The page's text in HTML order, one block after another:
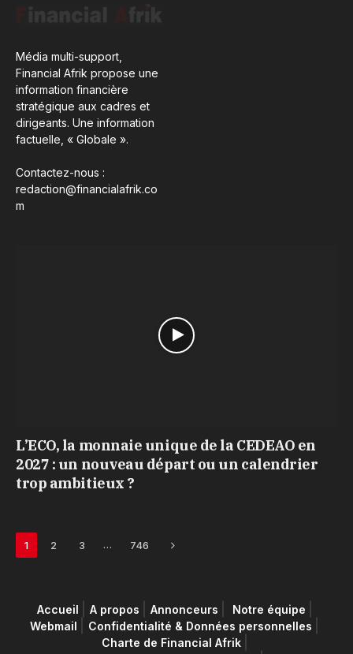
Média multi-support,
Financial Afrik propose une
information financière
stratégique aux cadres et
dirigeants. Une information
factuelle, « Globale ».
Contactez-nous :
redaction@financialafrik.co
m
L’ECO, la monnaie unique de la CEDEAO en
2027 : un nouveau départ ou un calendrier
trop ambitieux ?
1 2 3 … 746 Next
Accueil A propos Annonceurs
Notre équipe
Webmail
Confidentialité & Données personnelles
Charte de Financial Afrik